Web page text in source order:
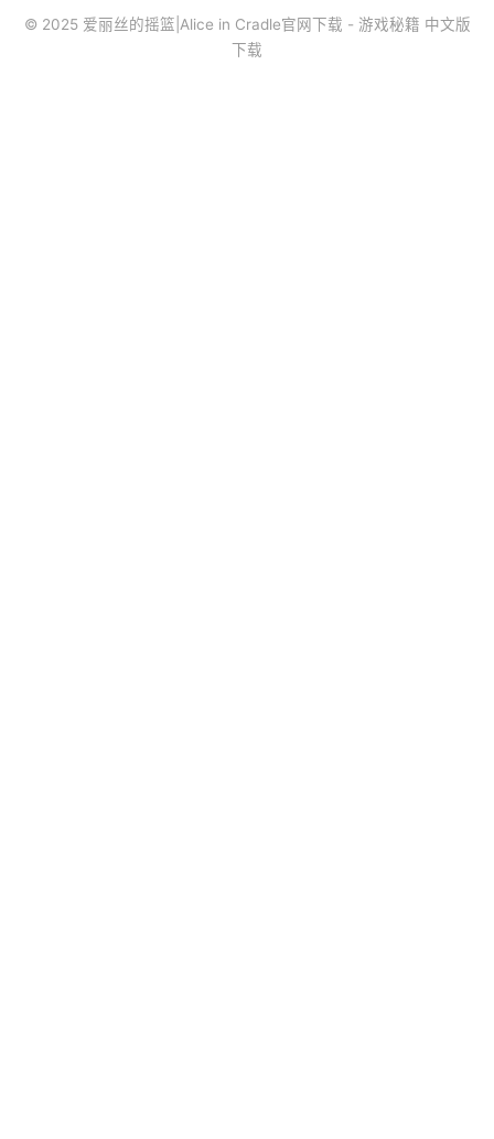
© 2025 爱丽丝的摇篮|Alice in Cradle官网下载 - 游戏秘籍 中文版
下载